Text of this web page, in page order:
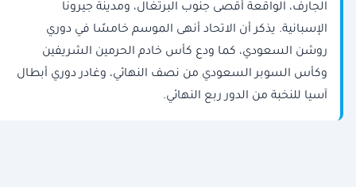
الجارف، الواقعة أقصى جنوب البرتغال، ومدينة جيرونا
الإسبانية. يذكر أن الاتحاد أنهى الموسم خامسًا في دوري
روشن السعودي، كما ودع كأس خادم الحرمين الشريفين
وكأس السوبر السعودي من نصف النهائي، وغادر دوري أبطال
آسيا للنخبة من الدور ربع النهائي.